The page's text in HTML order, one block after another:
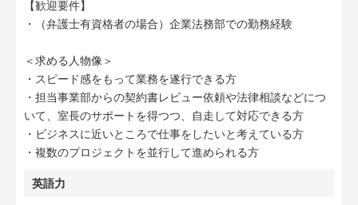
【歓迎要件】
・（弁護士有資格者の場合）企業法務部での勤務経験
＜求める人物像＞
・スピード感をもって業務を遂行できる方
・担当事業部からの契約書レビュー依頼や法律相談などにつ
いて、室長のサポートを得つつ、自走して対応できる方
・ビジネスに近いところで仕事をしたいと考えている方
・複数のプロジェクトを並行して進められる方
英語力